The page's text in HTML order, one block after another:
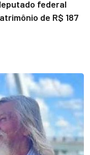
federal
de R$ 187